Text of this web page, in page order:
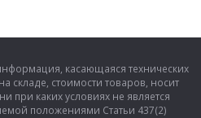
касающаяся технических
складе, стоимости товаров, носит
при каких условиях не является
положениями Статьи 437(2)